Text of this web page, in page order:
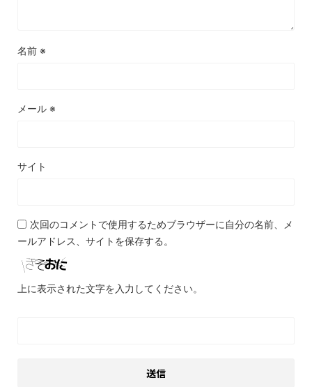
名前 ※
メール ※
サイト
次回のコメントで使用するためブラウザーに自分の名前、メ
ールアドレス、サイトを保存する。
上に表示された文字を入力してください。